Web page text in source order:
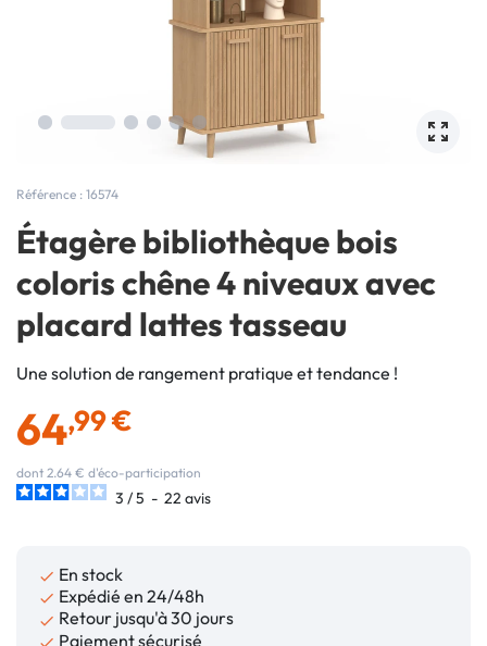
Référence : 16574
Étagère bibliothèque bois
coloris chêne 4 niveaux avec
placard lattes tasseau
Une solution de rangement pratique et tendance !
64,99 €
dont 2.64 € d'éco-participation
3 /5 - 22 avis
 En stock
 Expédié en 24/48h
 Retour jusqu'à 30 jours
Paiement sécurisé